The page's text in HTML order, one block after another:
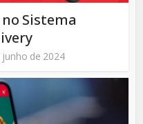
Sistema
junho de 2024